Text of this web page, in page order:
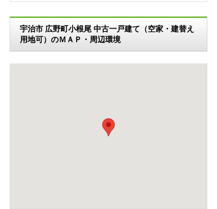
宇治市 広野町小根尾 中古一戸建て（空家・建替え
用地可）のＭＡＰ・周辺環境